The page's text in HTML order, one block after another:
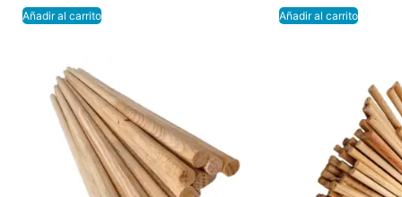
Añadir al carrito Añadir al carrito